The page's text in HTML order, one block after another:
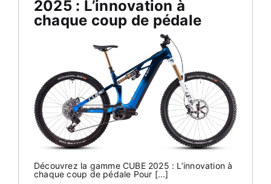
2025 : L’innovation à
chaque coup de pédale
Découvrez la gamme CUBE 2025 : L’innovation à
chaque coup de pédale Pour [...]